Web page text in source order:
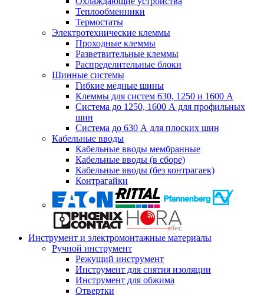
Теплообменники
Термостаты
Электротехнические клеммы
Проходные клеммы
Разветвительные клеммы
Распределительные блоки
Шинные системы
Гибкие медные шины
Клеммы для систем 630, 1250 и 1600 А
Система до 1250, 1600 А для профильных
шин
Система до 630 А для плоских шин
Кабельные вводы
Кабельные вводы мембранные
Кабельные вводы (в сборе)
Кабельные вводы (без контрагаек)
Контрагайки
Инструмент и электромонтажные материалы
Ручной инструмент
Режущий инструмент
Инструмент для снятия изоляции
Инструмент для обжима
Отвертки